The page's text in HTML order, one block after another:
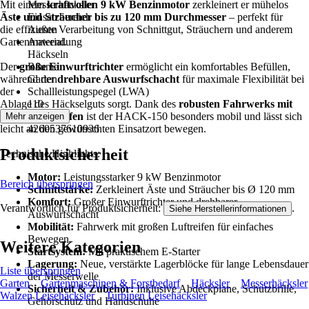
Messerhäcksler
Einsatzbereich
Außen
Anwendung
Häckseln
Räume
Garten
Schallleistungspegel (LWA)
110
EAN
4260537610936
Mit einemkraftvollen 9 kW Benzinmotor zerkleinert er mühelos
Äste und Sträucher bis zu 120 mm Durchmesser – perfekt für
die effiziente Verarbeitung von Schnittgut, Sträuchern und anderem
Gartenmaterial.
Dergroße Einwurftrichter ermöglicht ein komfortables Befüllen,
während derdrehbare Auswurfschacht für maximale Flexibilität bei
der
Ablage des Häckselguts sorgt. Dank des robusten Fahrwerks mit
großen Luftreifen ist der HACK-150 besonders mobil und lässt sich
leicht an den gewünschten Einsatzort bewegen.
Technische Highlights:
Motor: Leistungsstarker 9 kW Benzinmotor
Schnittstärke: Zerkleinert Äste und Sträucher bis Ø 120 mm
Komfort:Großer Einwurftrichter und drehbarer
Auswurfschacht
Mobilität: Fahrwerk mit großen Luftreifen für einfaches
Bewegen
Startsystem:Mit praktischem E-Starter
Lagerung: Neue, verstärkte Lagerblöcke für lange Lebensdauer
der Messerwelle
Sicherheit & Zubehör:Inklusive Abdeckplane, Schutzbrille,
Gehörschutz und Handschuhe
Mehr anzeigen
Produktsicherheit
Bereich überspringen
Verantwortlich für Produktsicherheit: Siehe Herstellerinformationen .
Weitere Kategorien
Liste überspringen
Garten
Gartenmaschinen & Forstbedarf Häcksler
Messerhäcksler
Walzen Leisehäcksler
Turbinen Leisehäcksler